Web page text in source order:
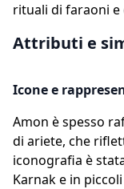
rituali di faraoni e
Attributi e
Icone e
Amon è spesso
di ariete, che
iconografia è
Karnak e in